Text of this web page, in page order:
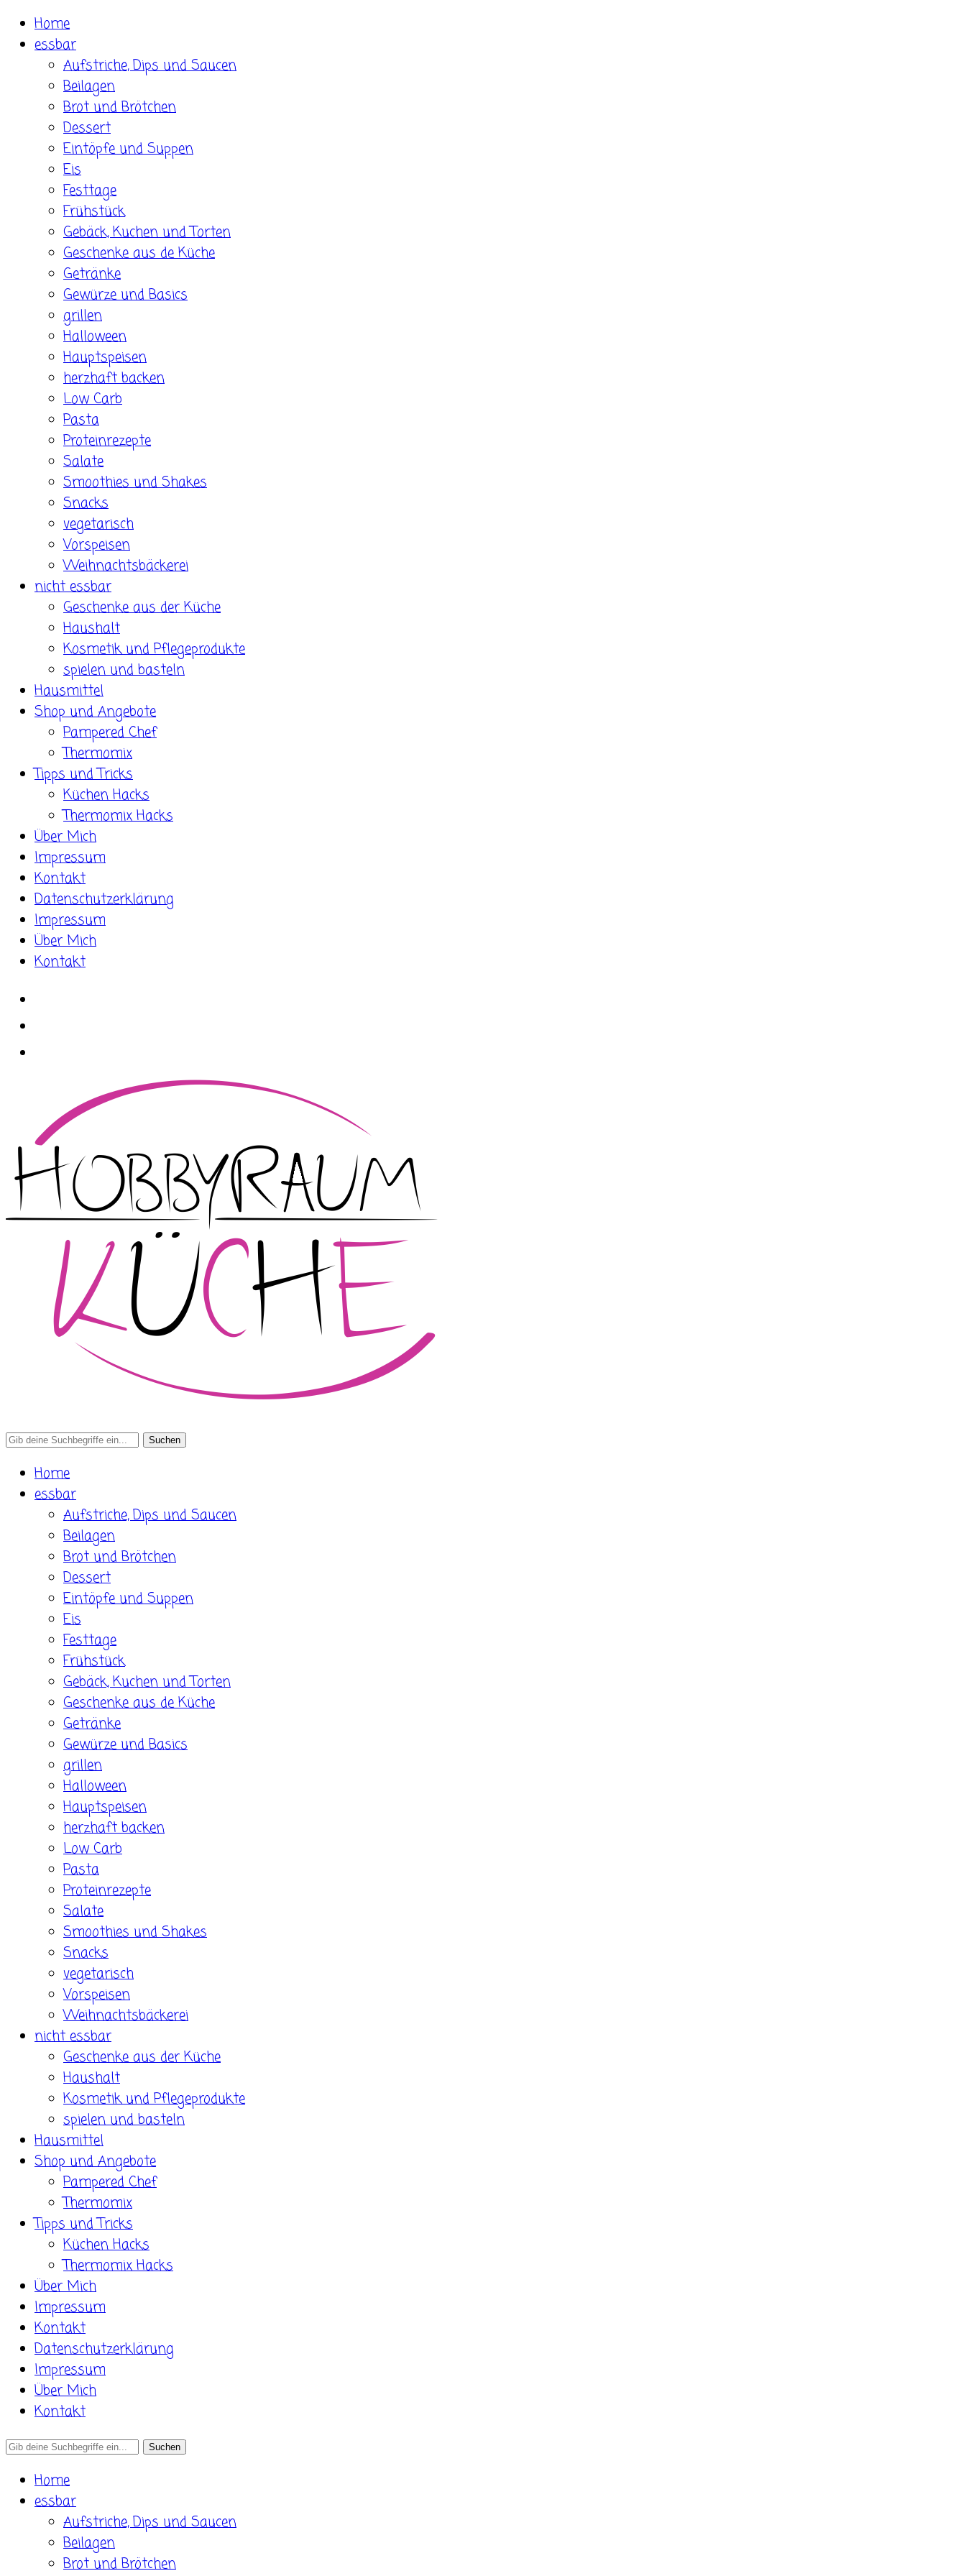
Skip
content
Home
essbar
Aufstriche, Dips und Saucen
Beilagen
Brot und Brötchen
Dessert
Eintöpfe und Suppen
Eis
Festtage
Frühstück
Gebäck, Kuchen und Torten
Geschenke aus de Küche
Getränke
Gewürze und Basics
grillen
Halloween
Hauptspeisen
herzhaft backen
Low Carb
Pasta
Proteinrezepte
Salate
Smoothies und Shakes
Snacks
vegetarisch
Vorspeisen
Weihnachtsbäckerei
nicht essbar
Geschenke aus der Küche
Haushalt
Kosmetik und Pflegeprodukte
spielen und basteln
Hausmittel
Shop und Angebote
Pampered Chef
Thermomix
Tipps und Tricks
Küchen Hacks
Thermomix Hacks
Über Mich
Impressum
Kontakt
Datenschutzerklärung
Impressum
Über Mich
Kontakt
Search
Home
essbar
Aufstriche, Dips und Saucen
Beilagen
Brot und Brötchen
Dessert
Eintöpfe und Suppen
Eis
Festtage
Frühstück
Gebäck, Kuchen und Torten
Geschenke aus de Küche
Getränke
Gewürze und Basics
grillen
Halloween
Hauptspeisen
herzhaft backen
Low Carb
Pasta
Proteinrezepte
Salate
Smoothies und Shakes
Snacks
vegetarisch
Vorspeisen
Weihnachtsbäckerei
nicht essbar
Geschenke aus der Küche
Haushalt
Kosmetik und Pflegeprodukte
spielen und basteln
Hausmittel
Shop und Angebote
Pampered Chef
Thermomix
Tipps und Tricks
Küchen Hacks
Thermomix Hacks
Über Mich
Impressum
Kontakt
Datenschutzerklärung
Impressum
Über Mich
Kontakt
Search
Home
essbar
Aufstriche, Dips und Saucen
Beilagen
Brot und Brötchen